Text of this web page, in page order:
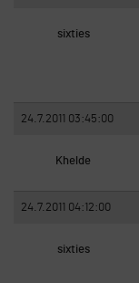
sixties
24.7.2011 03:45:00
Khelde
24.7.2011 04:12:00
sixties